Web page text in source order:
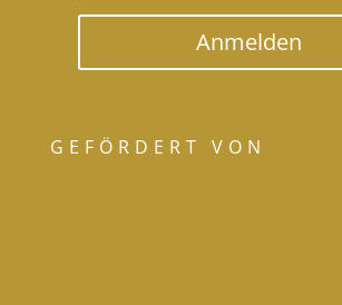
Anmelden
GEFÖRDERT VON